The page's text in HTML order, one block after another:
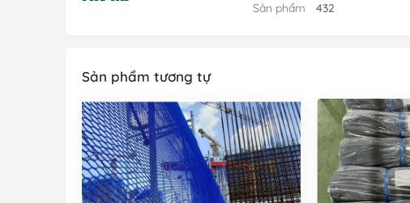
Sản phẩm
432
Sản phẩm tương tự